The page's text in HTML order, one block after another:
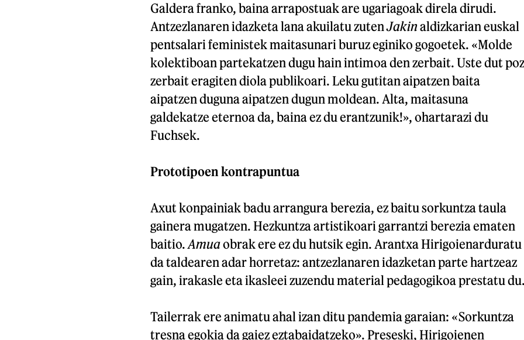
Galdera franko, baina arrapostuak are ugariagoak direla dirudi.
Antzezlanaren idazketa lana akuilatu zutenJakinaldizkarian euskal
pentsalari feministek maitasunari buruz eginiko gogoetek. «Molde
kolektiboan partekatzen dugu hain intimoa den zerbait. Uste dut poz
zerbait eragiten diola publikoari. Leku gutitan aipatzen baita
aipatzen duguna aipatzen dugun moldean. Alta, maitasuna
galdekatze eternoa da, baina ez du erantzunik!», ohartarazi du
Fuchsek.
Prototipoen kontrapuntua
Axut konpainiak badu arrangura berezia, ez baitu sorkuntza taula
gainera mugatzen. Hezkuntza artistikoari garrantzi berezia ematen
baitio. Amuaobrak ere ez du hutsik egin. Arantxa Hirigoienarduratu
da taldearen adar horretaz: antzezlanaren idazketan parte hartzeaz
gain, irakasle eta ikasleei zuzendu material pedagogikoa prestatu
Tailerrak ere animatu ahal izan ditu pandemia garaian: «Sorkuntza
tresna egokia da gaiez eztabaidatzeko». Preseski, Hirigoienen